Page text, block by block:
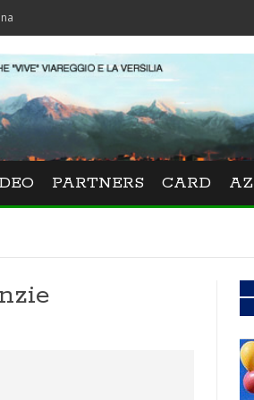
PARTNERS CARD